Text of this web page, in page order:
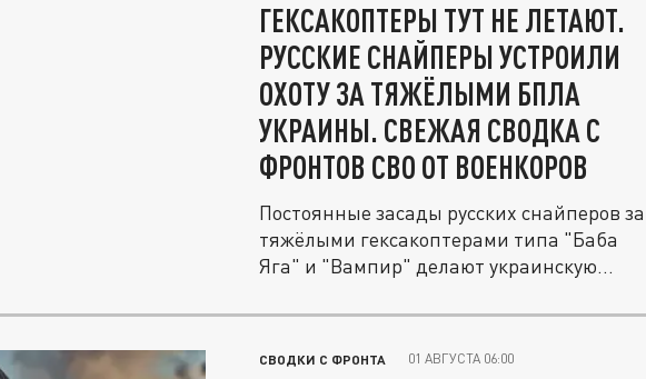
ГЕКСАКОПТЕРЫ ТУТ НЕ ЛЕТАЮТ.
РУССКИЕ СНАЙПЕРЫ УСТРОИЛИ
ОХОТУ ЗА ТЯЖЁЛЫМИ БПЛА
УКРАИНЫ. СВЕЖАЯ СВОДКА С
ФРОНТОВ СВО ОТ ВОЕНКОРОВ
Постоянные засады русских снайперов за
тяжёлыми гексакоптерами типа "Баба
Яга" и "Вампир" делают украинскую...
СВОДКИ С ФРОНТА 01 АВГУСТА 06:00